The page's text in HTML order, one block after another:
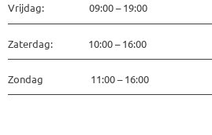
Vrijdag: 09:00 – 19:00
Zaterdag: 10:00 – 16:00
Zondag 11:00 – 16:00